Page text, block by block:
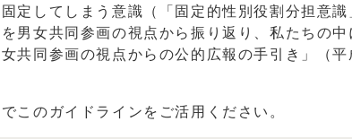
定してしまう意識（「固定的性別役割分担意識
男女共同参画の視点から振り返り、私たちの
共同参画の視点からの公的広報の手引き」（
このガイドラインをご活用ください。